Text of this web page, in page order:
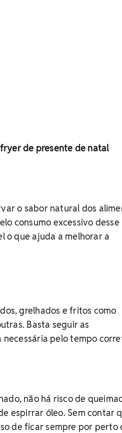
de presente de natal
o sabor natural dos
consumo excessivo desse
o que ajuda a melhorar a
grelhados e fritos como
Basta seguir as
pelo tempo
não há risco de
espirrar óleo. Sem contar
de ficar sempre por perto